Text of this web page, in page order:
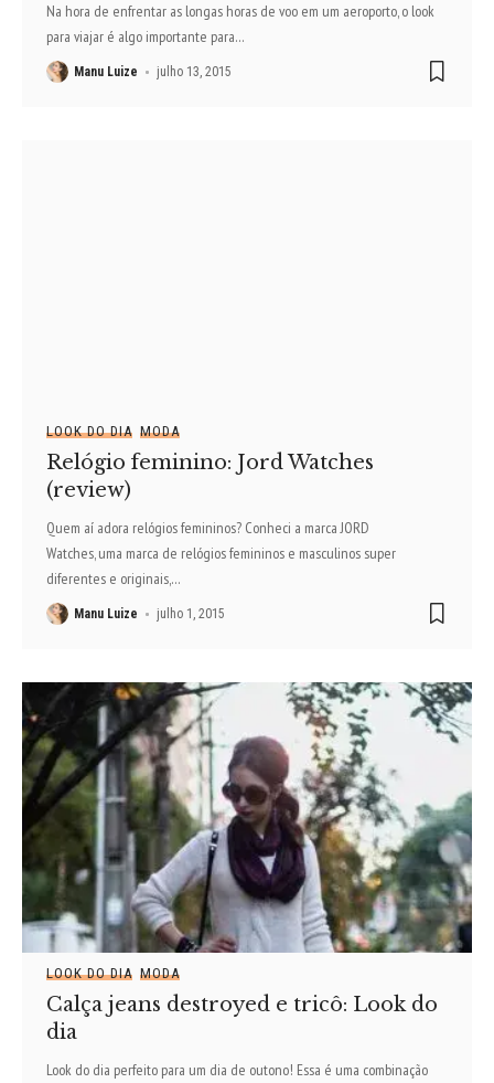
Na hora de enfrentar as longas horas de voo em um aeroporto, o look
para viajar é algo importante para…
Manu Luize julho 13, 2015
LOOK DO DIA MODA
Relógio feminino: Jord Watches
(review)
Quem aí adora relógios femininos? Conheci a marca JORD
Watches, uma marca de relógios femininos e masculinos super
diferentes e originais,…
Manu Luize julho 1, 2015
LOOK DO DIA MODA
Calça jeans destroyed e tricô: Look do
dia
Look do dia perfeito para um dia de outono! Essa é uma combinação